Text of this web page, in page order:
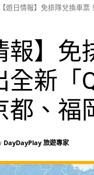
【遊日情報】免排隊兌換車
報】
全新「
都、福
DayDayPlay 旅遊專家